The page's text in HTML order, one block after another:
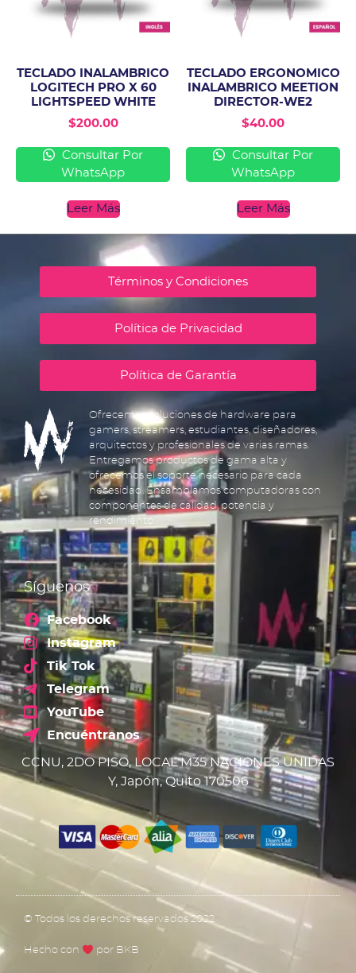
TECLADO INALAMBRICO
LOGITECH PRO X 60
LIGHTSPEED WHITE
$200.00
Consultar Por
WhatsApp
Leer Más
TECLADO ERGONOMICO
INALAMBRICO MEETION
DIRECTOR-WE2
$40.00
Consultar Por
WhatsApp
Leer Más
Términos y Condiciones
Política de Privacidad
Política de Garantía
Ofrecemos soluciones de hardware para
gamers, streamers, estudiantes, diseñadores,
arquitectos y profesionales de varias ramas.
Entregamos productos de gama alta y
ofrecemos el soporte necesario para cada
necesidad. Ensamblamos computadoras con
componentes de calidad, potencia y
rendimiento.
Síguenos
Facebook
Instagram
Tik Tok
Telegram
YouTube
Encuéntranos
CCNU, 2DO PISO, LOCAL M35 NACIONES UNIDAS
Y, Japón, Quito 170506
© Todos los derechos reservados 2022
Hecho con por BKB​​